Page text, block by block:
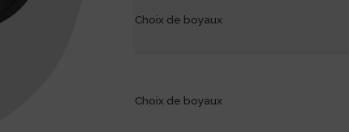
Choix de boyaux
Choix de boyaux